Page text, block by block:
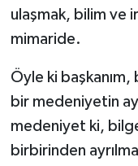
ulaşmak, bilim ve
mimaride.
Öyle ki başkanım,
bir medeniyetin
medeniyet ki,
birbirinden